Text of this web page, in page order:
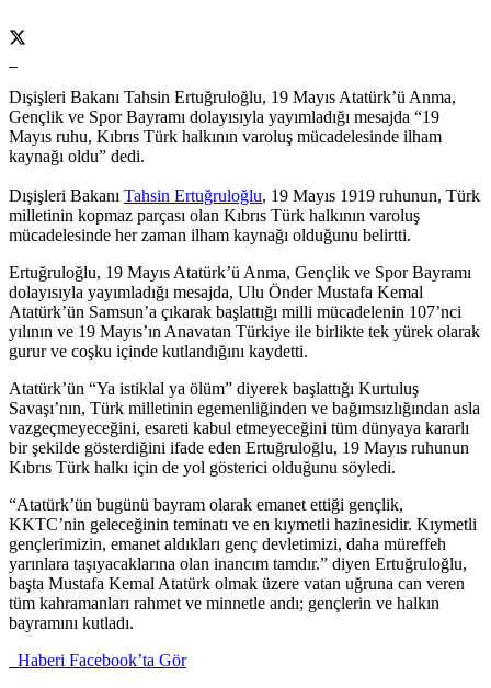
Dışişleri Bakanı Tahsin Ertuğruloğlu, 19 Mayıs Atatürk’ü Anma,
Gençlik ve Spor Bayramı dolayısıyla yayımladığı mesajda “19
Mayıs ruhu, Kıbrıs Türk halkının varoluş mücadelesinde ilham
kaynağı oldu” dedi.
Dışişleri Bakanı Tahsin Ertuğruloğlu, 19 Mayıs 1919 ruhunun, Türk
milletinin kopmaz parçası olan Kıbrıs Türk halkının varoluş
mücadelesinde her zaman ilham kaynağı olduğunu belirtti.
Ertuğruloğlu, 19 Mayıs Atatürk’ü Anma, Gençlik ve Spor Bayramı
dolayısıyla yayımladığı mesajda, Ulu Önder Mustafa Kemal
Atatürk’ün Samsun’a çıkarak başlattığı milli mücadelenin 107’nci
yılının ve 19 Mayıs’ın Anavatan Türkiye ile birlikte tek yürek olarak
gurur ve coşku içinde kutlandığını kaydetti.
Atatürk’ün “Ya istiklal ya ölüm” diyerek başlattığı Kurtuluş
Savaşı’nın, Türk milletinin egemenliğinden ve bağımsızlığından asla
vazgeçmeyeceğini, esareti kabul etmeyeceğini tüm dünyaya kararlı
bir şekilde gösterdiğini ifade eden Ertuğruloğlu, 19 Mayıs ruhunun
Kıbrıs Türk halkı için de yol gösterici olduğunu söyledi.
“Atatürk’ün bugünü bayram olarak emanet ettiği gençlik,
KKTC’nin geleceğinin teminatı ve en kıymetli hazinesidir. Kıymetli
gençlerimizin, emanet aldıkları genç devletimizi, daha müreffeh
yarınlara taşıyacaklarına olan inancım tamdır.” diyen Ertuğruloğlu,
başta Mustafa Kemal Atatürk olmak üzere vatan uğruna can veren
tüm kahramanları rahmet ve minnetle andı; gençlerin ve halkın
bayramını kutladı.
Haberi Facebook’ta Gör